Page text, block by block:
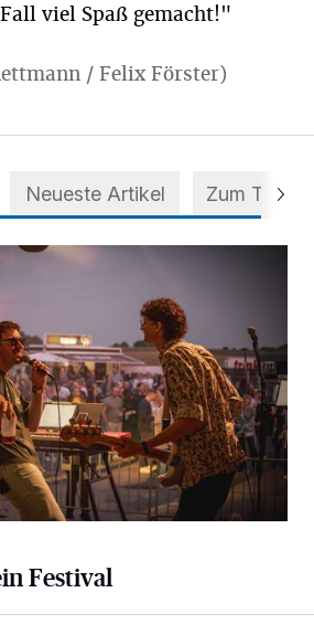
viel Spaß gemacht!"
/ Felix Förster)
Neueste Artikel Zum Thema
Festival